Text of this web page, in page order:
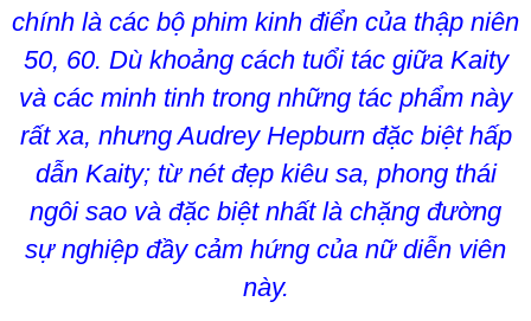
chính là các bộ phim kinh điển của thập niên
50, 60. Dù khoảng cách tuổi tác giữa Kaity
và các minh tinh trong những tác phẩm này
rất xa, nhưng Audrey Hepburn đặc biệt hấp
dẫn Kaity; từ nét đẹp kiêu sa, phong thái
ngôi sao và đặc biệt nhất là chặng đường
sự nghiệp đầy cảm hứng của nữ diễn viên
này.